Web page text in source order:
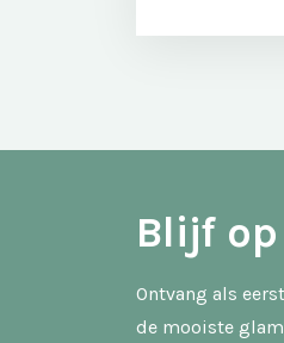
Blijf
Ontvang als
de mooiste